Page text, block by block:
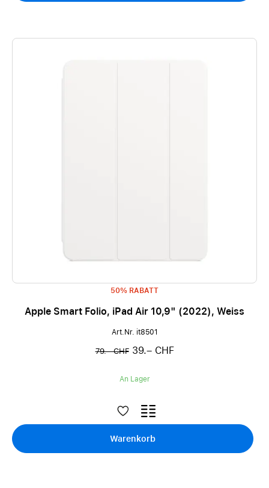
50% RABATT
Apple Smart Folio, iPad Air 10,9" (2022), Weiss
Art.Nr. it8501
79.– CHF39.– CHF
An Lager
Warenkorb